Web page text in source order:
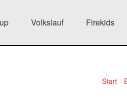
Volkslauf Firekids
Start /